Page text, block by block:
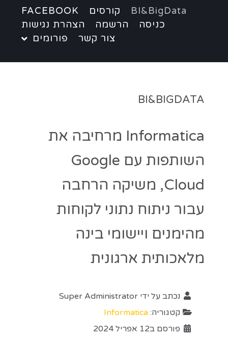
BI&BigData קורסים
FACEBOOK
כניסה
הרשמה
הצהרת נגישות
צור קשר
פורומים
BI&BIGDATA
Informatica מרחיבה את
השותפות עם Google
Cloud, משיקה הרחבה
עבור ניתוח נתוני לקוחות
מהימנים ויישומי בינה
מלאכותית ארגונית
נכתב על ידי Super Administrator
קטגוריה: Informatica
פורסם ב12 אפריל 2024